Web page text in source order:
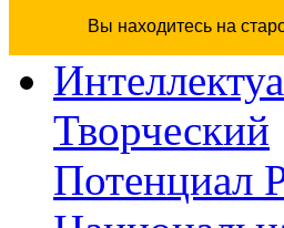
Вы находитесь на
Творческий
Потенциал